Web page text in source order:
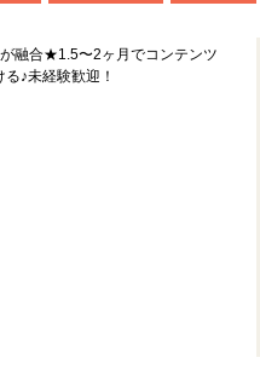
融合★1.5〜2ヶ月でコンテンツ
♪未経験歓迎！